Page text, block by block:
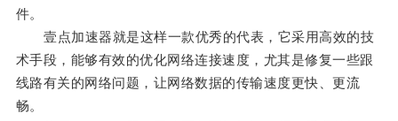
件。
壹点加速器就是这样一款优秀的代表，它采用高效的技
术手段，能够有效的优化网络连接速度，尤其是修复一些跟
线路有关的网络问题，让网络数据的传输速度更快、更流
畅。